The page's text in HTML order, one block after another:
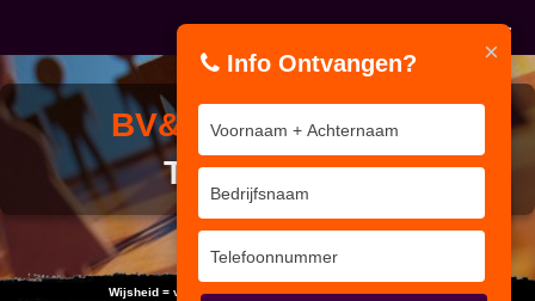
BV&T IN-COMPANY
TRAININGEN
Wijsheid = verschil kennen tussen wijsheid en kennis.
×
Info Ontvangen?